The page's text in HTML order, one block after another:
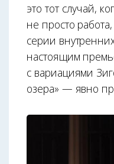
это тот случай,
не просто
серии
настоящим
с вариациями
озера» — явно